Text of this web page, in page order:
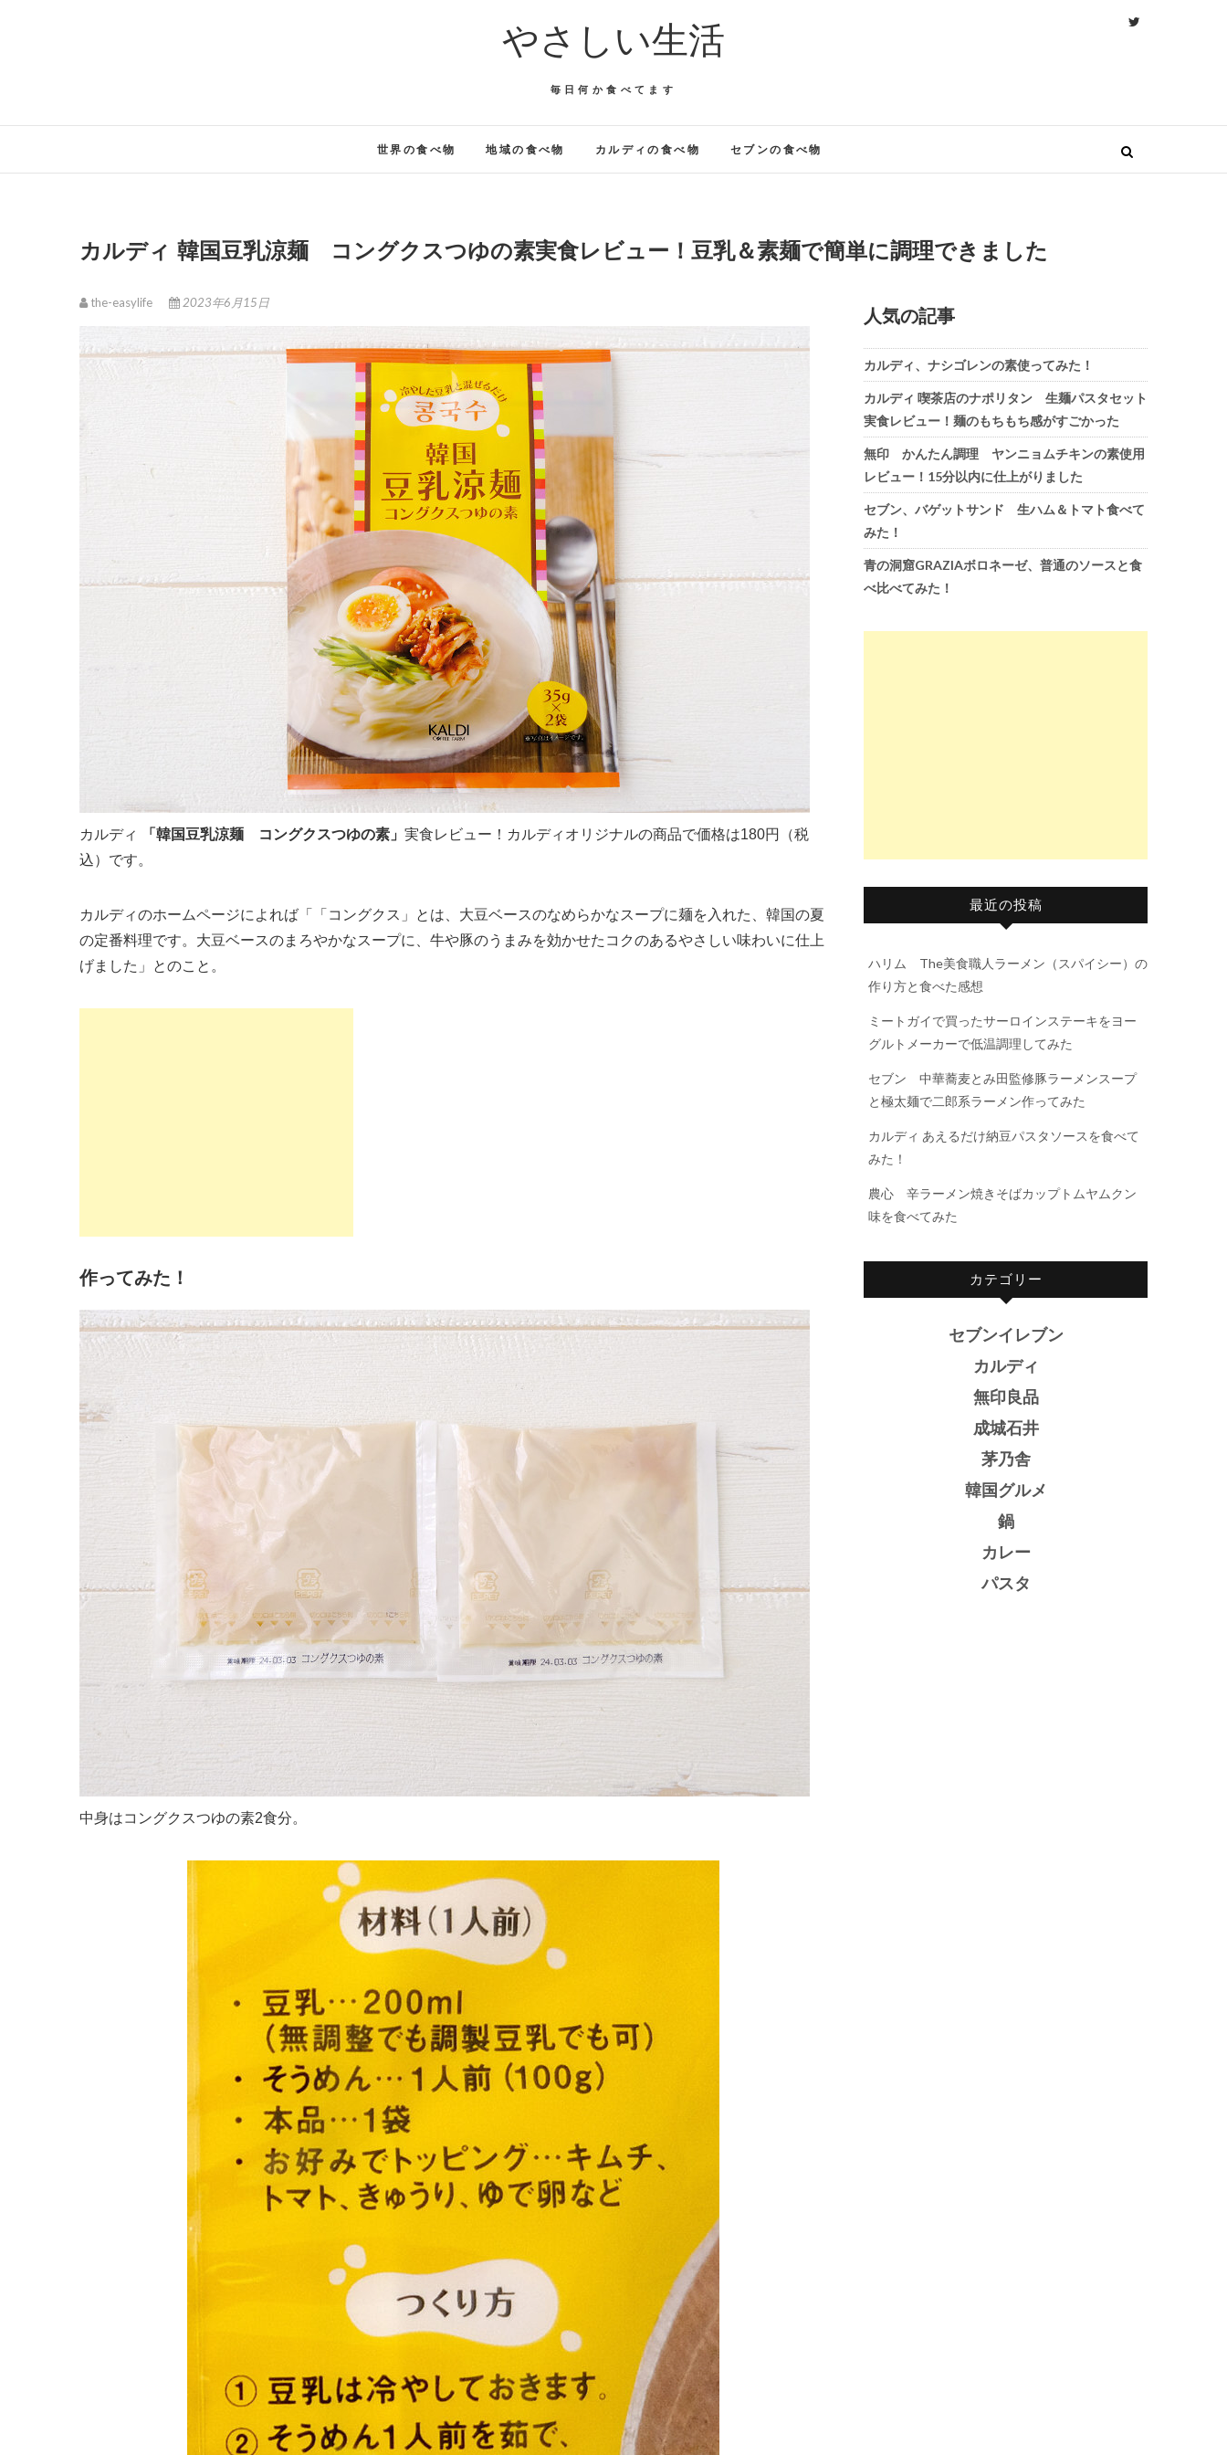
やさしい生活
毎日何か食べてます
世界の食べ物 地域の食べ物 カルディの食べ物 セブンの食べ物
カルディ 韓国豆乳涼麺 コングクスつゆの素実食レビュー！豆乳＆素麺で簡単に調理できました
the-easylife 2023年6月15日
カルディ 「韓国豆乳涼麺 コングクスつゆの素」 実食レビュー！カルディオリジナルの商品で価格は180円（税
込）です。
カルディのホームページによれば「「コングクス」とは、大豆ベースのなめらかなスープに麺を入れた、韓国の夏
の定番料理です。大豆ベースのまろやかなスープに、牛や豚のうまみを効かせたコクのあるやさしい味わいに仕上
げました」とのこと。
作ってみた！
中身はコングクスつゆの素2食分。
人気の記事
カルディ、ナシゴレンの素使ってみた！
カルディ 喫茶店のナポリタン 生麺パスタセット
実食レビュー！麺のもちもち感がすごかった
無印 かんたん調理 ヤンニョムチキンの素使用
レビュー！15分以内に仕上がりました
セブン、バゲットサンド 生ハム＆トマト食べて
みた！
青の洞窟GRAZIAボロネーゼ、普通のソースと食
べ比べてみた！
最近の投稿
ハリム The美食職人ラーメン（スパイシー）の
作り方と食べた感想
ミートガイで買ったサーロインステーキをヨー
グルトメーカーで低温調理してみた
セブン 中華蕎麦とみ田監修豚ラーメンスープ
と極太麺で二郎系ラーメン作ってみた
カルディ あえるだけ納豆パスタソースを食べて
みた！
農心 辛ラーメン焼きそばカップトムヤムクン
味を食べてみた
カテゴリー
セブンイレブン
カルディ
無印良品
成城石井
茅乃舎
韓国グルメ
鍋
カレー
パスタ